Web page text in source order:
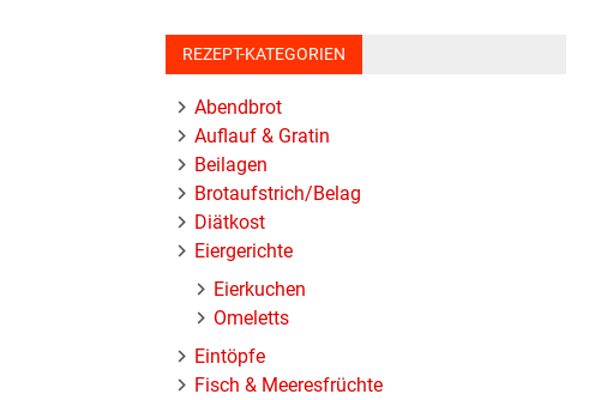
REZEPT-KATEGORIEN
Abendbrot
Auflauf & Gratin
Beilagen
Brotaufstrich/Belag
Diätkost
Eiergerichte
Eierkuchen
Omeletts
Eintöpfe
Fisch & Meeresfrüchte